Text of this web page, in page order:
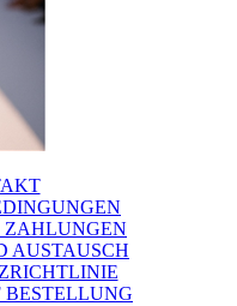
AUSTAUSCH
BESTELLUNG